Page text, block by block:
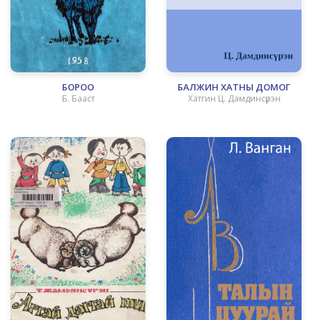
БОРОО
Б. Бааст
БАЛЖИН ХАТНЫ ДОМОГ
Хатгин Ц. Дамдинсүрэн